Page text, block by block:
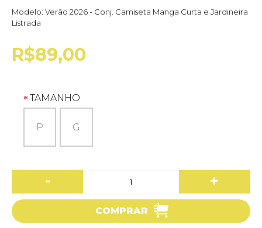
Modelo: Verão 2026 - Conj. Camiseta Manga Curta e Jardineira
Listrada
R$89,00
TAMANHO
P G
- +
COMPRAR